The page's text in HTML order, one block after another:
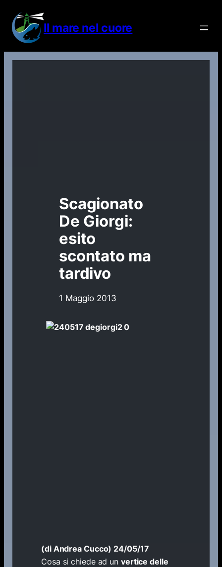
contenuto
Il mare nel cuore
Scagionato
De Giorgi:
esito
scontato ma
tardivo
1 Maggio 2013
(di Andrea Cucco) 24/05/17
Cosa si chiede ad un vertice delle